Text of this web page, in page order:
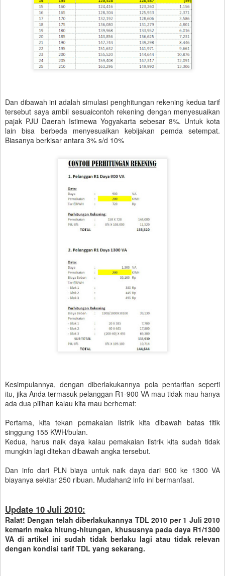
Dan dibawah ini adalah simulasi penghitungan rekening kedua tarif
tersebut saya ambil sesuaicontoh rekening dengan menyesuaikan
pajak PJU Daerah Istimewa Yogyakarta sebesar 8%. Untuk kota
lain bisa berbeda menyesuaikan kebijakan pemda setempat.
Biasanya berkisar antara 3% s/d 10%
Kesimpulannya, dengan diberlakukannya pola pentarifan seperti
itu, jika Anda termasuk pelanggan R1-900 VA mau tidak mau hanya
ada dua pilihan kalau kita mau berhemat:
Pertama, kita tekan pemakaian listrik kita dibawah batas titik
singgung 155 KWH/bulan.
Kedua, harus naik daya kalau pemakaian listrik kita sudah tidak
mungkin lagi ditekan dibawah angka tersebut.
Dan info dari PLN biaya untuk naik daya dari 900 ke 1300 VA
biayanya sekitar 250 ribuan. Mudahan2 info ini bermanfaat.
Update 10 Juli 2010:
Ralat! Dengan telah diberlakukannya TDL 2010 per 1 Juli 2010
kemarin maka hitung-hitungan, khususnya pada daya R1/1300
VA di artikel ini sudah tidak berlaku lagi atau tidak relevan
dengan kondisi tarif TDL yang sekarang.